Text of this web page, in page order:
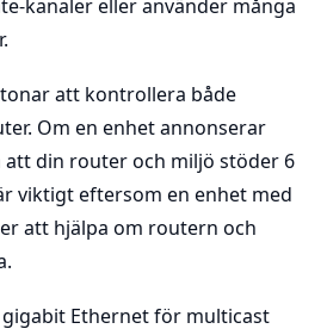
kanaler eller använder många
att kontrollera både
Om en enhet annonserar
att din router och miljö stöder 6
viktigt eftersom en enhet med
att hjälpa om routern och
Ethernet för multicast